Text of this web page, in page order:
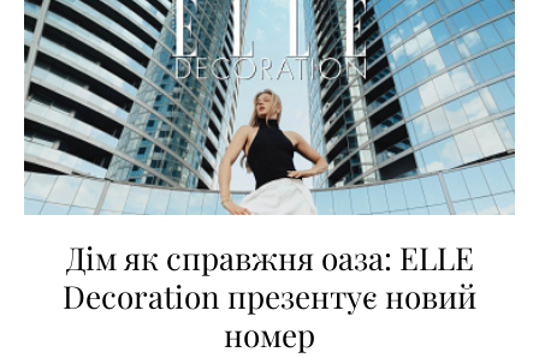
Дім як справжня оаза: ELLE
Decoration презентує новий
номер